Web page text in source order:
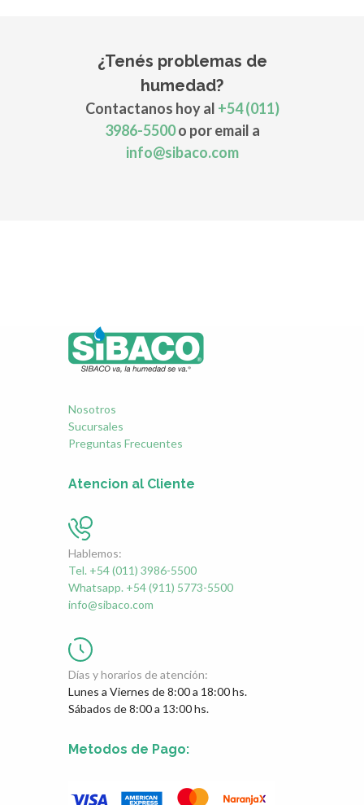
¿Tenés problemas de
humedad?
Contactanos hoy al +54 (011)
3986-5500o por email a
info@sibaco.com
Nosotros
Sucursales
Preguntas Frecuentes
Atencion al Cliente
Hablemos:
Tel. +54 (011) 3986-5500
Whatsapp. +54 (911) 5773-5500
info@sibaco.com
Días y horarios de atención:
Lunes a Viernes de 8:00 a 18:00 hs.
Sábados de 8:00 a 13:00 hs.
Metodos de Pago: